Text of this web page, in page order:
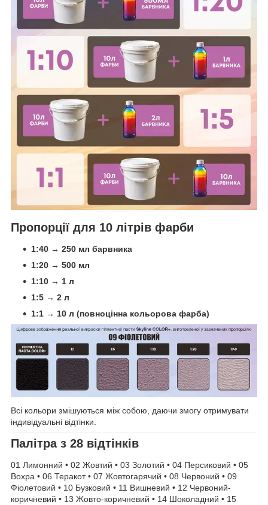
Пропорції для 10 літрів фарби
1:40 → 250 мл барвника
1:20 → 500 мл
1:10 → 1 л
1:5 → 2 л
1:1 → 10 л (повноцінна кольорова фарба)
Всі кольори змішуються між собою, даючи змогу отримувати
індивідуальні відтінки.
Палітра з 28 відтінків
01 Лимонний • 02 Жовтий • 03 Золотий • 04 Персиковий • 05
Вохра • 06 Теракот • 07 Жовтогарячий • 08 Червоний • 09
Фіолетовий • 10 Бузковий • 11 Вишневий • 12 Червоний-
коричневий • 13 Жовто-коричневий • 14 Шоколадний • 15